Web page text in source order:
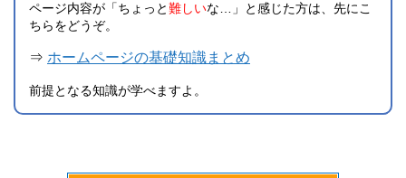
ページ内容が「ちょっと難しいな…」と感じた方は、先にこ
ちらをどうぞ。
⇒ ホームページの基礎知識まとめ
前提となる知識が学べますよ。